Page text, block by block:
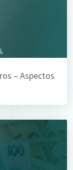
– Aspectos